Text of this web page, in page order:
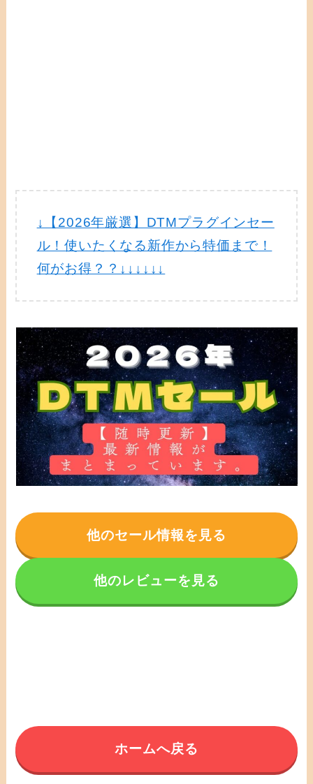
↓【2026年厳選】DTMプラグインセー
ル！使いたくなる新作から特価まで！
何がお得？？↓↓↓↓↓↓
他のセール情報を見る
他のレビューを見る
ホームへ戻る